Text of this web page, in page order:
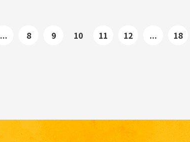
... 8 9 10 11 12 ... 18